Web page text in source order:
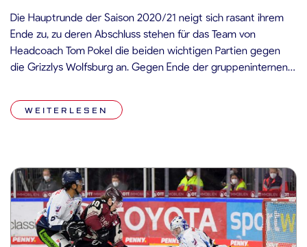
Die Hauptrunde der Saison 2020/21 neigt sich rasant ihrem
Ende zu, zu deren Abschluss stehen für das Team von
Headcoach Tom Pokel die beiden wichtigen Partien gegen
die Grizzlys Wolfsburg an. Gegen Ende der gruppeninternen
Saisonphase sprach manches Medium in der Autostadt noch
von einer Krise bei den […]
WEITERLESEN